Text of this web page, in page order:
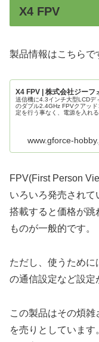
X4 FPV
製品情報はこちらで
X4 FPV | 株式会社ジーフ
送信機に4.3インチ大型LCDデ
のダブル2.4GHz FPVクアッ
定を行う事なく、電源を入れ
www.gforce-
FPV(First Person
いろいろ発売され
搭載すると価格が跳
ものが一般的です。
ただし、使うために
の通信設定など設定
この製品はその煩
を売りとしていま